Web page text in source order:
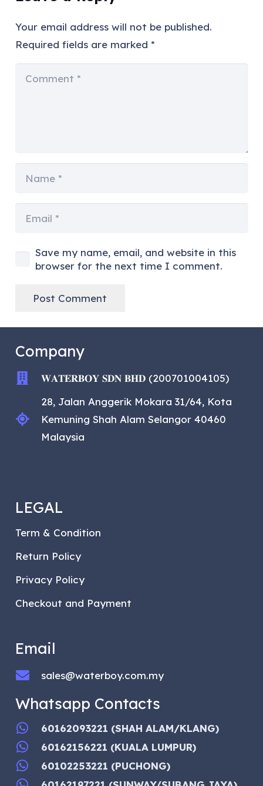
Your email address will not be published.
Required fields are marked *
Save my name, email, and website in this
browser for the next time I comment.
Post Comment
Company
𝐖𝐀𝐓𝐄𝐑𝐁𝐎𝐘 𝐒𝐃𝐍 𝐁𝐇𝐃 (200701004105)
28, Jalan Anggerik Mokara 31/64, Kota
Kemuning Shah Alam Selangor 40460
Malaysia
LEGAL
Term & Condition
Return Policy
Privacy Policy
Checkout and Payment
Email
sales@waterboy.com.my
Whatsapp Contacts
60162093221 (SHAH ALAM/KLANG)
60162156221 (KUALA LUMPUR)
60102253221 (PUCHONG)